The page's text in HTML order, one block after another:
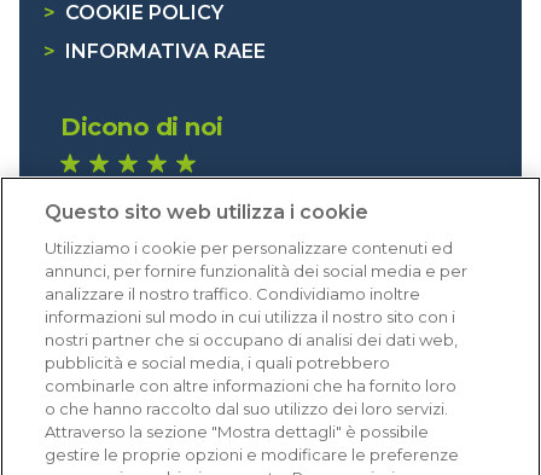
> COOKIE POLICY
>
INFORMATIVA RAEE
Dicono di noi
Eccellente (4,8)
Acquisti verificati
Questo sito web utilizza i cookie
Utilizziamo i cookie per personalizzare contenuti ed
annunci, per fornire funzionalità dei social media e per
analizzare il nostro traffico. Condividiamo inoltre
informazioni sul modo in cui utilizza il nostro sito con i
nostri partner che si occupano di analisi dei dati web,
pubblicità e social media, i quali potrebbero
combinarle con altre informazioni che ha fornito loro
o che hanno raccolto dal suo utilizzo dei loro servizi.
Attraverso la sezione "Mostra dettagli" è possibile
gestire le proprie opzioni e modificare le preferenze